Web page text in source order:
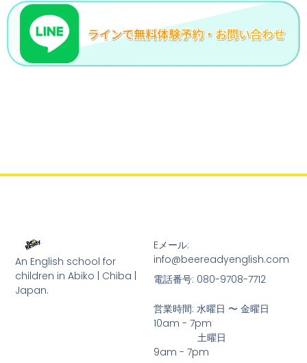
An English school for
children in Abiko | Chiba |
Japan.
Eメール:
info@beereadyenglish.com
電話番号: 080-9708-7712
営業時間: 水曜日 〜 金曜日
10am - 7pm
9am - 7pm